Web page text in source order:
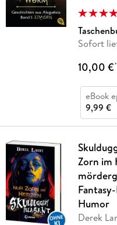
Sofort
10,00 €*
eBook
9,99 €
Zorn im
Humor
Derek